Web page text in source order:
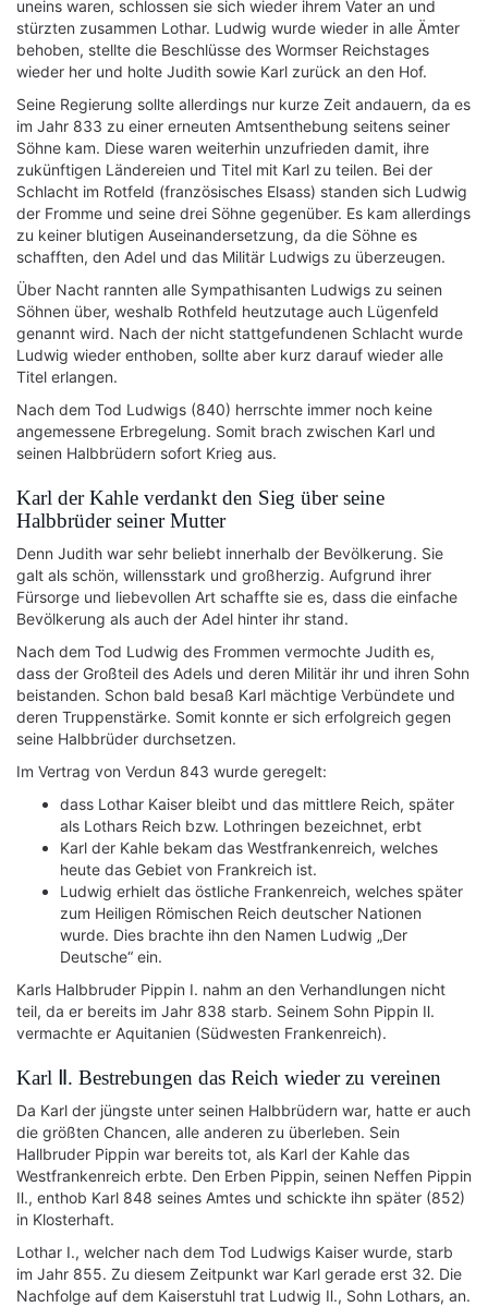
uneins waren, schlossen sie sich wieder ihrem Vater an und
stürzten zusammen Lothar. Ludwig wurde wieder in alle Ämter
behoben, stellte die Beschlüsse des Wormser Reichstages
wieder her und holte Judith sowie Karl zurück an den Hof.
Seine Regierung sollte allerdings nur kurze Zeit andauern, da es
im Jahr 833 zu einer erneuten Amtsenthebung seitens seiner
Söhne kam. Diese waren weiterhin unzufrieden damit, ihre
zukünftigen Ländereien und Titel mit Karl zu teilen. Bei der
Schlacht im Rotfeld (französisches Elsass) standen sich Ludwig
der Fromme und seine drei Söhne gegenüber. Es kam allerdings
zu keiner blutigen Auseinandersetzung, da die Söhne es
schafften, den Adel und das Militär Ludwigs zu überzeugen.
Über Nacht rannten alle Sympathisanten Ludwigs zu seinen
Söhnen über, weshalb Rothfeld heutzutage auch Lügenfeld
genannt wird. Nach der nicht stattgefundenen Schlacht wurde
Ludwig wieder enthoben, sollte aber kurz darauf wieder alle
Titel erlangen.
Nach dem Tod Ludwigs (840) herrschte immer noch keine
angemessene Erbregelung. Somit brach zwischen Karl und
seinen Halbbrüdern sofort Krieg aus.
Karl der Kahle verdankt den Sieg über seine
Halbbrüder seiner Mutter
Denn Judith war sehr beliebt innerhalb der Bevölkerung. Sie
galt als schön, willensstark und großherzig. Aufgrund ihrer
Fürsorge und liebevollen Art schaffte sie es, dass die einfache
Bevölkerung als auch der Adel hinter ihr stand.
Nach dem Tod Ludwig des Frommen vermochte Judith es,
dass der Großteil des Adels und deren Militär ihr und ihren Sohn
beistanden. Schon bald besaß Karl mächtige Verbündete und
deren Truppenstärke. Somit konnte er sich erfolgreich gegen
seine Halbbrüder durchsetzen.
Im Vertrag von Verdun 843 wurde geregelt:
dass Lothar Kaiser bleibt und das mittlere Reich, später
als Lothars Reich bzw. Lothringen bezeichnet, erbt
Karl der Kahle bekam das Westfrankenreich, welches
heute das Gebiet von Frankreich ist.
Ludwig erhielt das östliche Frankenreich, welches später
zum Heiligen Römischen Reich deutscher Nationen
wurde. Dies brachte ihn den Namen Ludwig „Der
Deutsche“ ein.
Karls Halbbruder Pippin Ⅰ. nahm an den Verhandlungen nicht
teil, da er bereits im Jahr 838 starb. Seinem Sohn Pippin Ⅱ.
vermachte er Aquitanien (Südwesten Frankenreich).
Karl Ⅱ. Bestrebungen das Reich wieder zu vereinen
Da Karl der jüngste unter seinen Halbbrüdern war, hatte er auch
die größten Chancen, alle anderen zu überleben. Sein
Hallbruder Pippin war bereits tot, als Karl der Kahle das
Westfrankenreich erbte. Den Erben Pippin, seinen Neffen Pippin
Ⅱ., enthob Karl 848 seines Amtes und schickte ihn später (852)
in Klosterhaft.
Lothar Ⅰ., welcher nach dem Tod Ludwigs Kaiser wurde, starb
im Jahr 855. Zu diesem Zeitpunkt war Karl gerade erst 32. Die
Nachfolge auf dem Kaiserstuhl trat Ludwig Ⅱ., Sohn Lothars, an.